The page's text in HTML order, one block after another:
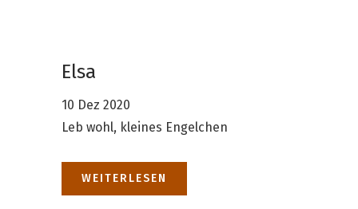
Elsa
10 Dez 2020
Leb wohl, kleines Engelchen
WEITERLESEN